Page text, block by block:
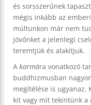
és sorsszerűnek
mégis inkább az
múltunkon már nem
jövőnket a jelenlegi
teremtjük és alakítjuk.
A karmára vonatkozó
buddhizmusban
megítélése is ugyanaz.
kit vagy mit tekintünk a